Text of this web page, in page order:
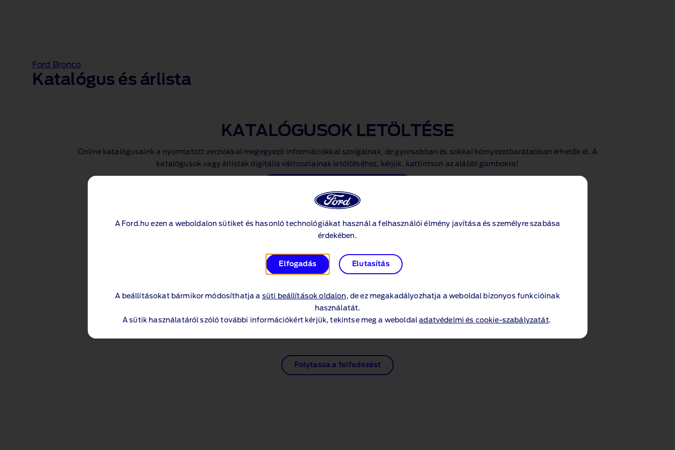
A Ford.hu ezen a weboldalon sütiket és hasonló technológiákat használ a felhasználói élmény javítása és személyre szabása
érdekében.
Elfogadás Elutasítás
A beállításokat bármikor módosíthatja a süti beállítások oldalon , de ez megakadályozhatja a weboldal bizonyos funkcióinak
használatát.
A sütik használatáról szóló további információkért kérjük, tekintse meg a weboldaladatvédelmi és cookie-szabályzatát.
Ford Bronco
Katalógus és árlista
KATALÓGUSOK LETÖLTÉSE
Online katalógusaink a nyomtatott verziókkal megegyező információkkal szolgálnak, de gyorsabban és sokkal környezetbarátabban érhetők el. A
katalógusok vagy árlisták digitális változatainak letöltéséhez, kérjük, kattintson az alábbi gombokra!
ÁRLISTÁK
Új Ford Bronco MY24 (PDF 1.3MB)
Folytassa a felfedezést